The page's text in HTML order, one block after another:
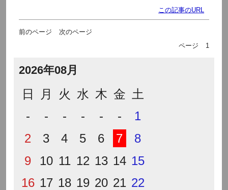
この記事のURL
前のページ
次のページ
ページ
1
2026年08月
日 月 火 水 木 金 土
-
- - - - -
1
2
3 4 5 6 7
8
9
10 11 12 13 14 15
16 17 18 19 20 21 22